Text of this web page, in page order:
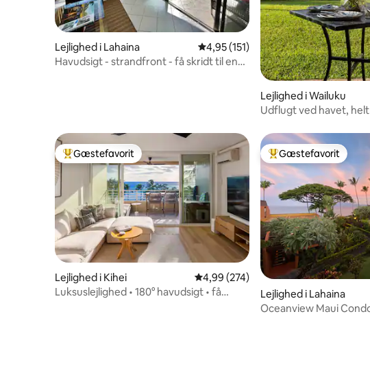
Lejlighed i Lahaina 4,95 ud af 5 i gennemsnitlig
4,95 (151)
Havudsigt - strandfront - få skridt til en
Lejlighed i Wailuku
Udflugt ved havet,
Bedste gæstefavorit
Gæstefavorit
Lejlighed i Kihei 4,99 ud af 5 i gennemsnitlig
4,99 (274)
Luksuslejlighed • 180° havudsigt • få
Bedste gæstefavorit
Gæstefavorit
Lejlighed i Lahaina
Oceanview Maui